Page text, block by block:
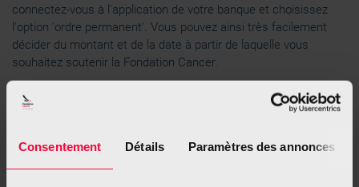
Consentement Détails Paramètres des annonces
connectez-vous à l'application de votre banque et choisissez
l'option 'ordre permanent'. Vous pouvez ainsi très facilement
décider du montant et de la date à partir de laquelle vous
souhaitez soutenir la Fondation Cancer.